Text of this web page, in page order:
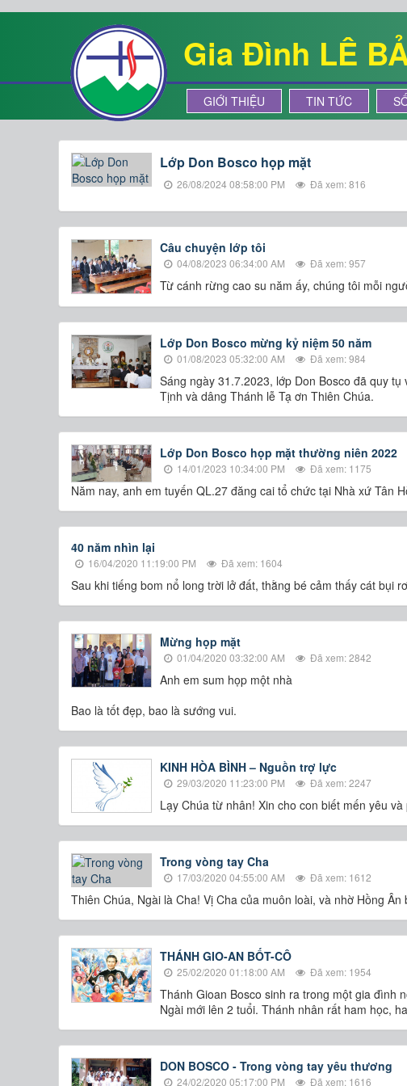
Gia Đình LÊ
GIỚI THIỆU TIN TỨC
Lớp Don Bosco họp mặt
26/08/2024 08:58:00 PM Đã xem: 816
Câu chuyện lớp tôi
04/08/2023 06:34:00 AM Đã xem: 957
Từ cánh rừng cao su năm ấy, chúng tôi mỗi
Lớp Don Bosco mừng kỷ niệm 50 năm
01/08/2023 05:32:00 AM Đã xem: 984
Sáng ngày 31.7.2023, lớp Don Bosco đã quy
Tịnh và dâng Thánh lễ Tạ ơn Thiên Chúa.
Lớp Don Bosco họp mặt thường niên 2022
14/01/2023 10:34:00 PM Đã xem: 1175
Năm nay, anh em tuyến QL.27 đăng cai tổ chức tại Nhà xứ Tân
40 năm nhìn lại
16/04/2020 11:19:00 PM Đã xem: 1604
Sau khi tiếng bom nổ long trời lở đất, thằng bé cảm thấy cát bụi
Mừng họp mặt
01/04/2020 03:32:00 AM Đã xem: 2842
Anh em sum họp một nhà
Bao là tốt đẹp, bao là sướng vui.
KINH HÒA BÌNH – Nguồn trợ lực
29/03/2020 11:23:00 PM Đã xem: 2247
Lạy Chúa từ nhân! Xin cho con biết mến yêu
Trong vòng tay Cha
17/03/2020 04:55:00 AM Đã xem: 1612
Thiên Chúa, Ngài là Cha! Vị Cha của muôn loài, và nhờ Hồng
THÁNH GIO-AN BỐT-CÔ
25/02/2020 01:18:00 AM Đã xem: 1954
Thánh Gioan Bosco sinh ra trong một gia đình
Ngài mới lên 2 tuổi. Thánh nhân rất ham học,
DON BOSCO - Trong vòng tay yêu thương
24/02/2020 05:17:00 PM Đã xem: 1616